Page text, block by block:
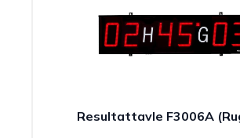
Resultattavle F3006A